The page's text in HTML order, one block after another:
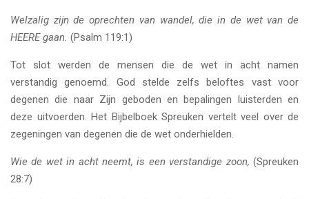
Welzalig zijn de oprechten van wandel, die in de wet van de
HEERE gaan. (Psalm 119:1)
Tot slot werden de mensen die de wet in acht namen
verstandig genoemd. God stelde zelfs beloftes vast voor
degenen die naar Zijn geboden en bepalingen luisterden en
deze uitvoerden. Het Bijbelboek Spreuken vertelt veel over de
zegeningen van degenen die de wet onderhielden.
Wie de wet in acht neemt, is een verstandige zoon, (Spreuken
28:7)